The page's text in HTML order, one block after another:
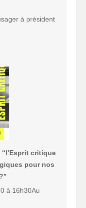
à président
critique
pour nos
à 16h30Au